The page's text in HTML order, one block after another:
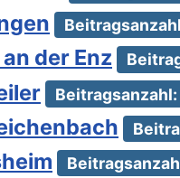
der Enz
Beitragsanzahl: